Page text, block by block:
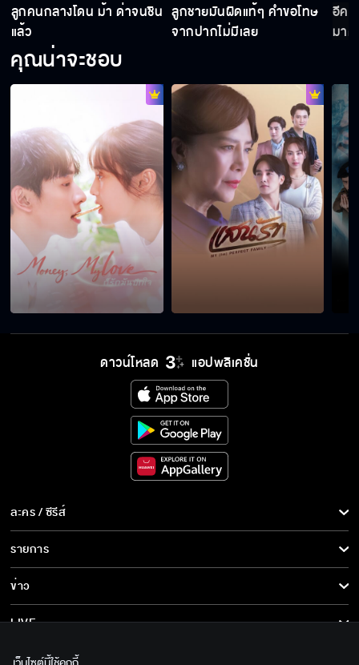
ลูกคนกลางโดน ม้า ด่าจนชิน
แล้ว
ลูกชายมันผิดแท้ๆ คำขอโทษ
จากปากไม่มีเลย
อีคน
มาด่
คุณน่าจะชอบ
ดาวน์โหลด แอปพลิเคชั่น
ละคร / ซีรีส์
ละคร/ซีรีส์
ซีรีส์นานาชาติ
การ์ตูน & เกม
รายการ
รายการทั้งหมด
ข่าว
ข่าวทั้งหมด
LIVE
เกี่ยวกับเรา